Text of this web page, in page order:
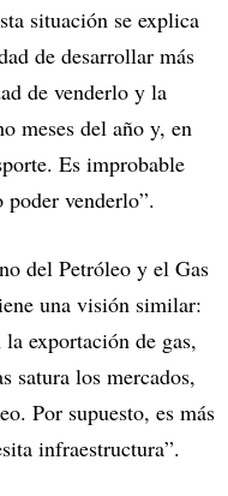
situación se explica
de desarrollar más
de venderlo y la
meses del año y, en
Es improbable
venderlo”.
del Petróleo y el Gas
una visión similar:
exportación de gas,
satura los mercados,
Por supuesto, es más
infraestructura”.